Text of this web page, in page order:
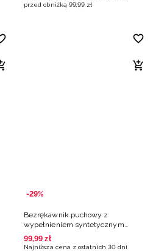
przed obniżką 99,99 zł
-29%
Bezrękawnik puchowy z
wypełnieniem syntetycznym
damski - czarny
99,99 zł
Najniższa cena z ostatnich 30 dni